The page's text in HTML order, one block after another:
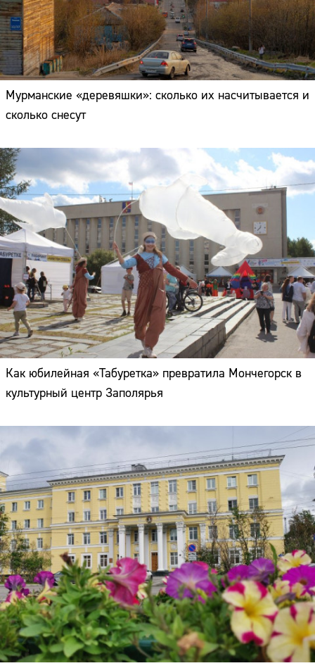
Мурманские «деревяшки»: сколько их насчитывается и
сколько снесут
Как юбилейная «Табуретка» превратила Мончегорск в
культурный центр Заполярья